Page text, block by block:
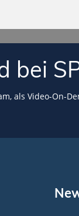
bei
als Video-On-